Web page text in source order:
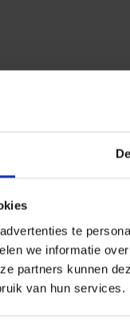
te
we informatie
partners kunnen
van hun services.